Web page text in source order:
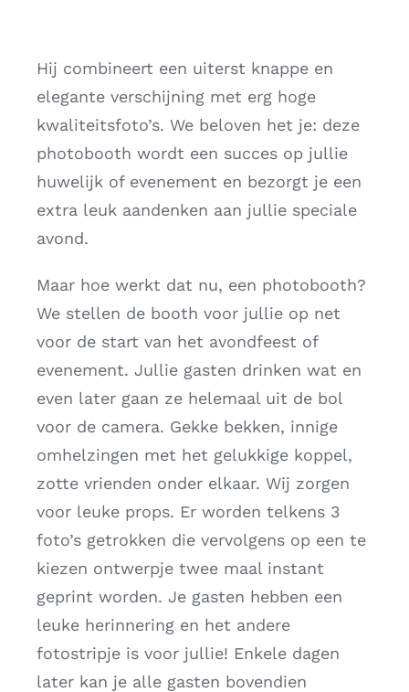
Hij combineert een uiterst knappe en
elegante verschijning met erg hoge
kwaliteitsfoto’s. We beloven het je: deze
photobooth wordt een succes op jullie
huwelijk of evenement en bezorgt je een
extra leuk aandenken aan jullie speciale
avond.
Maar hoe werkt dat nu, een photobooth?
We stellen de booth voor jullie op net
voor de start van het avondfeest of
evenement. Jullie gasten drinken wat en
even later gaan ze helemaal uit de bol
voor de camera. Gekke bekken, innige
omhelzingen met het gelukkige koppel,
zotte vrienden onder elkaar. Wij zorgen
voor leuke props. Er worden telkens 3
foto’s getrokken die vervolgens op een te
kiezen ontwerpje twee maal instant
geprint worden. Je gasten hebben een
leuke herinnering en het andere
fotostripje is voor jullie! Enkele dagen
later kan je alle gasten bovendien